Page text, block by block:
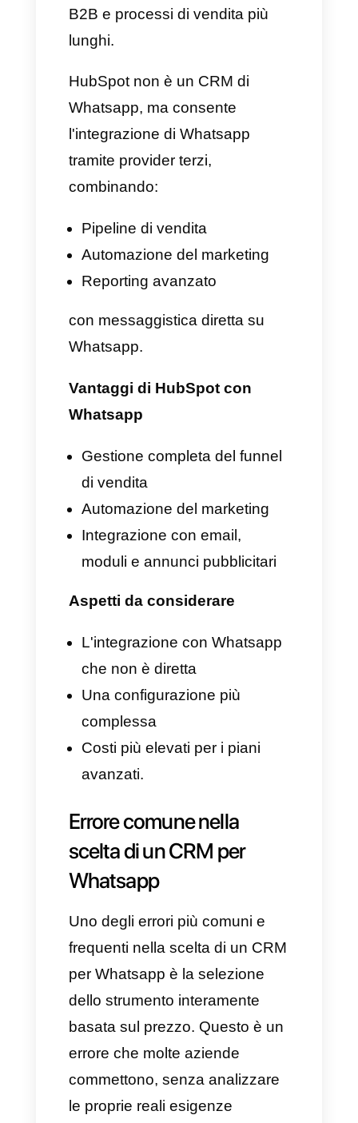
contatti
Metriche sulle performance di
ogni singolo agente
Integrazioni con moduli e
portali
Aspetti da considerare
Minore attenzione alle
strategie omnicanale
sull'automazione
– CRM completo per
attività B2B
HubSpot è una piattaforma
CRM all-in-one, interamente
marketing e alla gestione dei
clienti. Questo strumento
contatti, le opportunità, la
pipeline e le automazioni di
vendita. Questo significa che
non è solo un CRM per
Whatsapp, ma un hub di
marketing completo e con la